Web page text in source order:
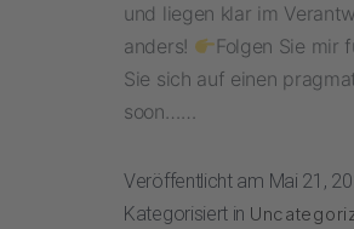
und liegen klar im
anders!
Folgen Sie mir
Sie sich auf einen
soon……
Veröffentlicht am Mai 21,
Kategorisiert in